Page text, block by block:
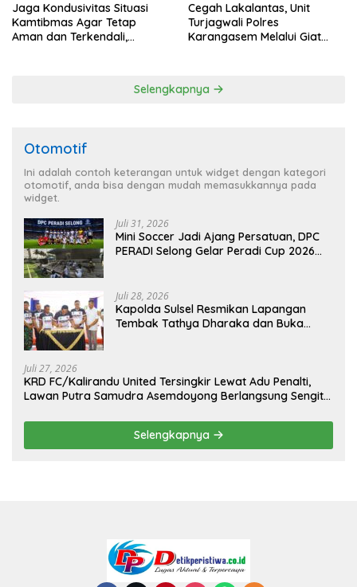
Jaga Kondusivitas Situasi
Kamtibmas Agar Tetap
Aman dan Terkendali,
Cegah Lakalantas, Unit
Turjagwali Polres
Karangasem Melalui Giat
Wisata
Selengkapnya
Otomotif
Ini adalah contoh keterangan untuk widget dengan kategori
otomotif, anda bisa dengan mudah memasukkannya pada
widget.
Juli 31, 2026
Mini Soccer Jadi Ajang Persatuan, DPC
PERADI Selong Gelar Peradi Cup 2026
Juli 28, 2026
Kapolda Sulsel Resmikan Lapangan
Tembak Tathya Dharaka dan Buka
Juli 27, 2026
KRD FC/Kalirandu United Tersingkir Lewat Adu Penalti,
Lawan Putra Samudra Asemdoyong Berlangsung Sengit
Selengkapnya